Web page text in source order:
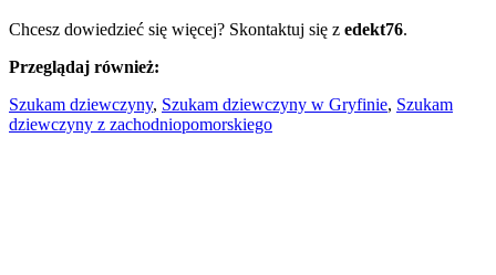
Chcesz dowiedzieć się więcej? Skontaktuj się z edekt76.
Przeglądaj również:
Szukam dziewczyny, Szukam dziewczyny w Gryfinie, Szukam
dziewczyny z zachodniopomorskiego